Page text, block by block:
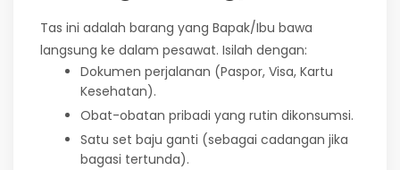
Tas ini adalah barang yang Bapak/Ibu bawa
langsung ke dalam pesawat. Isilah dengan:
Dokumen perjalanan (Paspor, Visa, Kartu
Kesehatan).
Obat-obatan pribadi yang rutin dikonsumsi.
Satu set baju ganti (sebagai cadangan jika
bagasi tertunda).